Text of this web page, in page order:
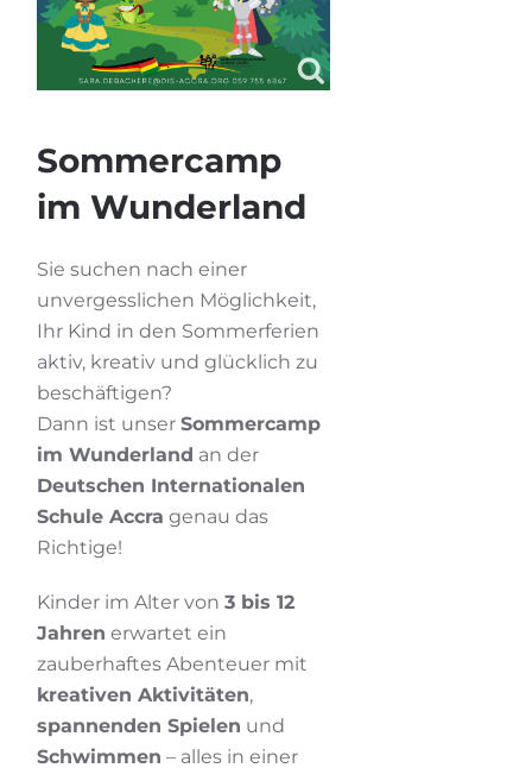
Sommercamp
im Wunderland
Sie suchen nach einer
unvergesslichen Möglichkeit,
Ihr Kind in den Sommerferien
aktiv, kreativ und glücklich zu
beschäftigen?
Dann ist unser Sommercamp
im Wunderland an der
Deutschen Internationalen
Schule Accra genau das
Richtige!
Kinder im Alter von 3 bis 12
Jahren erwartet ein
zauberhaftes Abenteuer mit
kreativen Aktivitäten,
spannenden Spielen und
Schwimmen – alles in einer